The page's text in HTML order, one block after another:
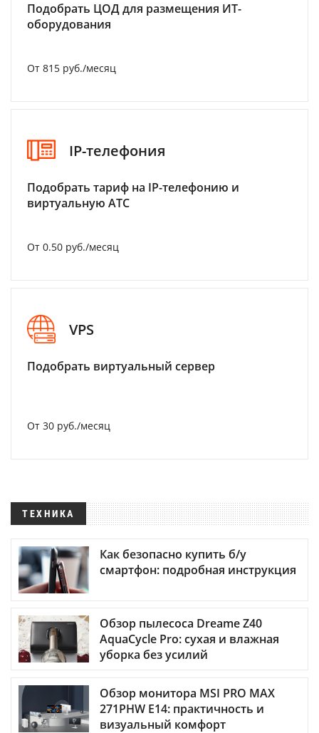
Подобрать ЦОД для размещения ИТ-
оборудования
От 815 руб./месяц
IP-телефония
Подобрать тариф на IP-телефонию и
виртуальную АТС
От 0.50 руб./месяц
VPS
Подобрать виртуальный сервер
От 30 руб./месяц
ТЕХНИКА
Как безопасно купить б/у
смартфон: подробная инструкция
Обзор пылесоса Dreame Z40
AquaCycle Pro: сухая и влажная
уборка без усилий
Обзор монитора MSI PRO MAX
271PHW E14: практичность и
визуальный комфорт